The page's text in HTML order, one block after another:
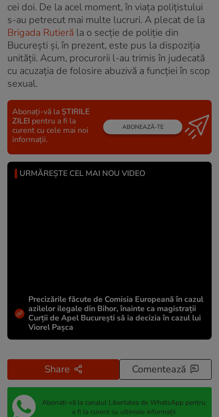
cei doi. De la acel moment, în viața polițistului
s-au petrecut mai multe lucruri. A plecat de la
Brigada Rutieră la o secție de poliție din
București și, în prezent, este pus la dispoziția
unității. Acum, procurorii l-au trimis în judecată
cu acuzația de folosire abuzivă a funcției în scop
sexual.
Abonați-vă la ȘTIRILE
ZILEI pentru a fi la
curent cu cele mai noi
informații.
ABONEAZĂ-TE
URMĂREȘTE CEL MAI NOU VIDEO
Precizările făcute de Comisia Europeană în cazul
azilelor ilegale din Bihor, înainte ca magistrații
Curții de Apel București să ia decizia în cazul lui
Viorel Pașca
Share Comentează
Abonați-vă la canalul Libertatea de WhatsApp pentru
a fi la curent cu ultimele informații